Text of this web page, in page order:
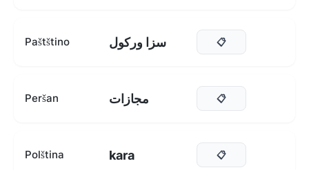
Paštštino سزا ورکول 📋
Peršan مجازات 📋
Polština kara 📋